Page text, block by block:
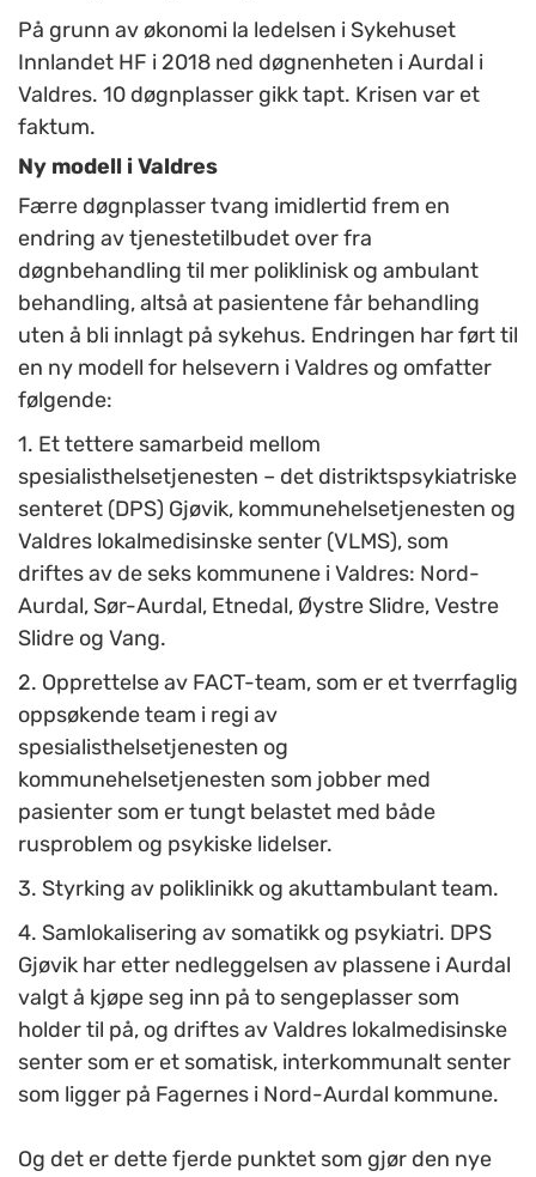
På grunn av økonomi la ledelsen i Sykehuset
Innlandet HF i 2018 ned døgnenheten i Aurdal i
Valdres. 10 døgnplasser gikk tapt. Krisen var et
faktum.
Ny modell i Valdres
Færre døgnplasser tvang imidlertid frem en
endring av tjenestetilbudet over fra
døgnbehandling til mer poliklinisk og ambulant
behandling, altså at pasientene får behandling
uten å bli innlagt på sykehus. Endringen har ført til
en ny modell for helsevern i Valdres og omfatter
følgende:
1. Et tettere samarbeid mellom
spesialisthelsetjenesten – det distriktspsykiatriske
senteret (DPS) Gjøvik, kommunehelsetjenesten og
Valdres lokalmedisinske senter (VLMS), som
driftes av de seks kommunene i Valdres: Nord-
Aurdal, Sør-Aurdal, Etnedal, Øystre Slidre, Vestre
Slidre og Vang.
2. Opprettelse av FACT-team, som er et tverrfaglig
oppsøkende team i regi av
spesialisthelsetjenesten og
kommunehelsetjenesten som jobber med
pasienter som er tungt belastet med både
rusproblem og psykiske lidelser.
3. Styrking av poliklinikk og akuttambulant team.
4. Samlokalisering av somatikk og psykiatri. DPS
Gjøvik har etter nedleggelsen av plassene i Aurdal
valgt å kjøpe seg inn på to sengeplasser som
holder til på, og driftes av Valdres lokalmedisinske
senter som er et somatisk, interkommunalt senter
som ligger på Fagernes i Nord-Aurdal kommune.
Og det er dette fjerde punktet som gjør den nye